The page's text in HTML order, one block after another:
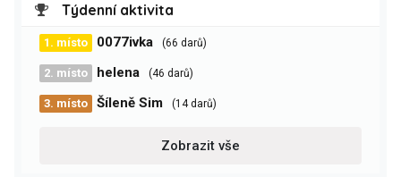
Týdenní aktivita
1. místo 0077ivka (66 darů)
2. místo helena (46 darů)
3. místo Šíleně Sim (14 darů)
Zobrazit vše